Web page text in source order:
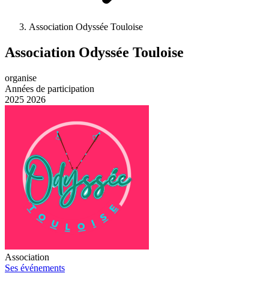
Association Odyssée Touloise
Association Odyssée Touloise
organise
Années de participation
2025 2026
Association
Ses événements